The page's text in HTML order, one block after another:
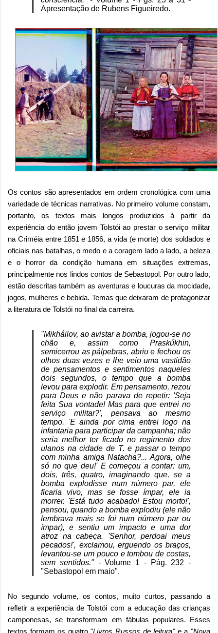
Apresentação de Rubens Figueiredo.
Os contos são apresentados em ordem cronológica com uma
variedade de técnicas narrativas. No primeiro volume constam,
portanto, os textos mais longos produzidos à partir da
experiência do então jovem Tolstói ao prestar o serviço militar
na Criméia entre 1851 e 1856, a vida (e morte) dos soldados e
oficiais nas batalhas, o medo e a coragem lado a lado, a beleza
e o horror da condição humana em situações extremas,
principalmente nos lindos contos de Sebastopol. Por outro lado,
estão descritas também as aventuras e loucuras da mocidade,
jogos, mulheres e bebida. Temas que deixaram de protagonizar
a literatura de Tolstói no final da carreira.
"Mikháilov, ao avistar a bomba, jogou-se no
chão e, assim como Praskúkhin,
semicerrou as pálpebras, abriu e fechou os
olhos duas vezes e lhe veio uma vastidão
de pensamentos e sentimentos naqueles
dois segundos, o tempo que a bomba
levou para explodir. Em pensamento, rezou
para Deus e não parava de repetir: 'Seja
feita Sua vontade! Mas para que entrei no
serviço militar?', pensava ao mesmo
tempo. 'E ainda por cima entrei logo na
infantaria para participar da campanha; não
seria melhor ter ficado no regimento dos
ulanos na cidade de T. e passar o tempo
com minha amiga Natacha?... Agora, olhe
só no que deu!' E começou a contar: um,
dois, três, quatro, imaginando que, se a
bomba explodisse num número par, ele
ficaria vivo, mas se fosse ímpar, ele ia
morrer. 'Está tudo acabado! Estou morto!',
pensou, quando a bomba explodiu (ele não
lembrava mais se foi num número par ou
ímpar), e sentiu um impacto e uma dor
atroz na cabeça. 'Senhor, perdoai meus
pecados!', exclamou, erguendo os braços,
levantou-se um pouco e tombou de costas,
sem sentidos."- Volume 1 - Pág. 232 -
"Sebastopol em maio".
No segundo volume, os contos, muito curtos, passando a
refletir a experiência de Tolstói com a educação das crianças
camponesas, se transformam em fábulas populares. Esses